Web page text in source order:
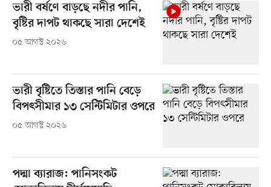
ভারী বর্ষণে বাড়ছে নদীর পানি,
বৃষ্টির দাপট থাকছে সারা দেশেই
০৫ আগস্ট ২০২৬
ভারী বৃষ্টিতে তিস্তার পানি বেড়ে
বিপৎসীমার ১৩ সেন্টিমিটার ওপরে
০৫ আগস্ট ২০২৬
পদ্মা ব্যারাজ: পানিসংকট